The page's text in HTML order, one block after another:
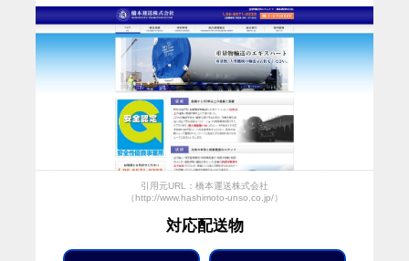
引用元URL：橋本運送株式会社
（http://www.hashimoto-unso.co.jp/）
対応配送物